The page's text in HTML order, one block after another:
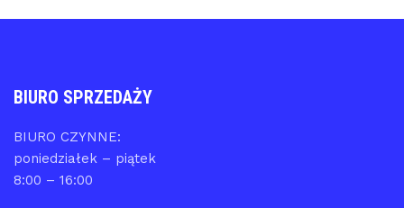
BIURO SPRZEDAŻY
BIURO CZYNNE:
poniedziałek – piątek
8:00 – 16:00